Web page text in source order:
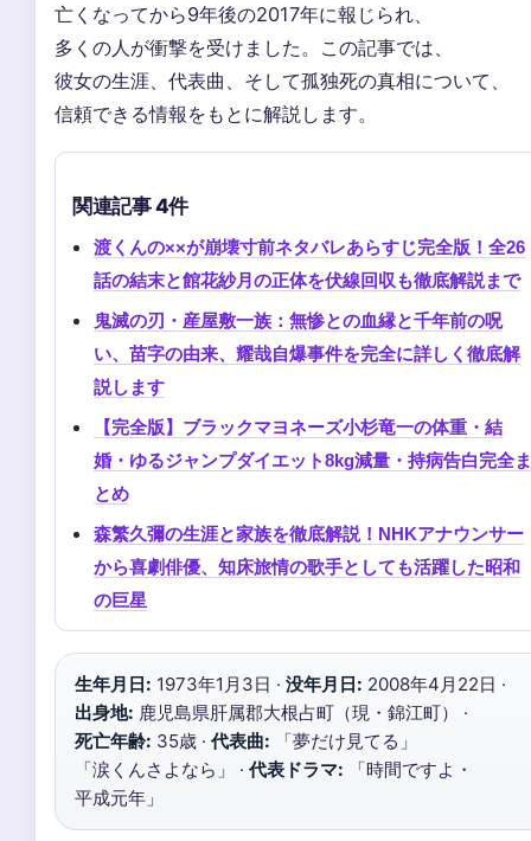
亡くなってから9年後の2017年に報じられ、
多くの人が衝撃を受けました。この記事では、
彼女の生涯、代表曲、そして孤独死の真相について、
信頼できる情報をもとに解説します。
関連記事 4件
渡くんの××が崩壊寸前ネタバレあらすじ完全版！全26
話の結末と館花紗月の正体を伏線回収も徹底解説まで
鬼滅の刃・産屋敷一族：無惨との血縁と千年前の呪
い、苗字の由来、耀哉自爆事件を完全に詳しく徹底解
説します
【完全版】ブラックマヨネーズ小杉竜一の体重・結
婚・ゆるジャンプダイエット8kg減量・持病告白完全ま
とめ
森繁久彌の生涯と家族を徹底解説！NHKアナウンサー
から喜劇俳優、知床旅情の歌手としても活躍した昭和
の巨星
生年月日: 1973年1月3日 · 没年月日: 2008年4月22日 ·
出身地: 鹿児島県肝属郡大根占町（現・錦江町） ·
死亡年齢: 35歳 · 代表曲: 「夢だけ見てる」
「涙くんさよなら」 · 代表ドラマ: 「時間ですよ・
平成元年」